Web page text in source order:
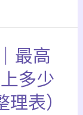
最高
多少
表）